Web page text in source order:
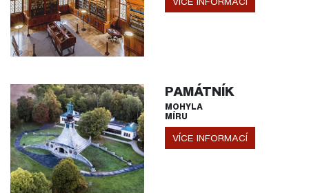
PAMÁTNÍK
MOHYLA
MÍRU
VÍCE INFORMACÍ